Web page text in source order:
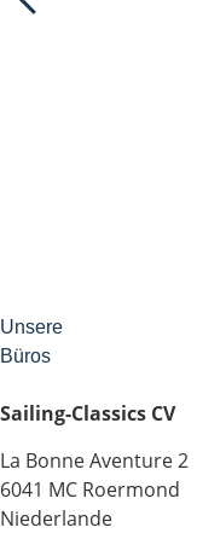
Unsere
Büros
Sailing-Classics CV
La Bonne Aventure 2
6041 MC Roermond
Niederlande